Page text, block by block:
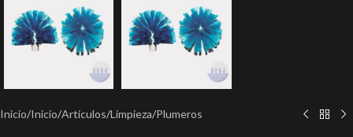
Inicio/Inicio/Articulos/Limpieza/Plumeros